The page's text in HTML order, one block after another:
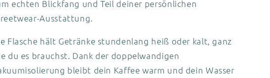
echten Blickfang und Teil deiner persönlichen
Ausstattung.
Flasche hält Getränke stundenlang heiß oder kalt, ganz
du es brauchst. Dank der doppelwandigen
bleibt dein Kaffee warm und dein Wasser